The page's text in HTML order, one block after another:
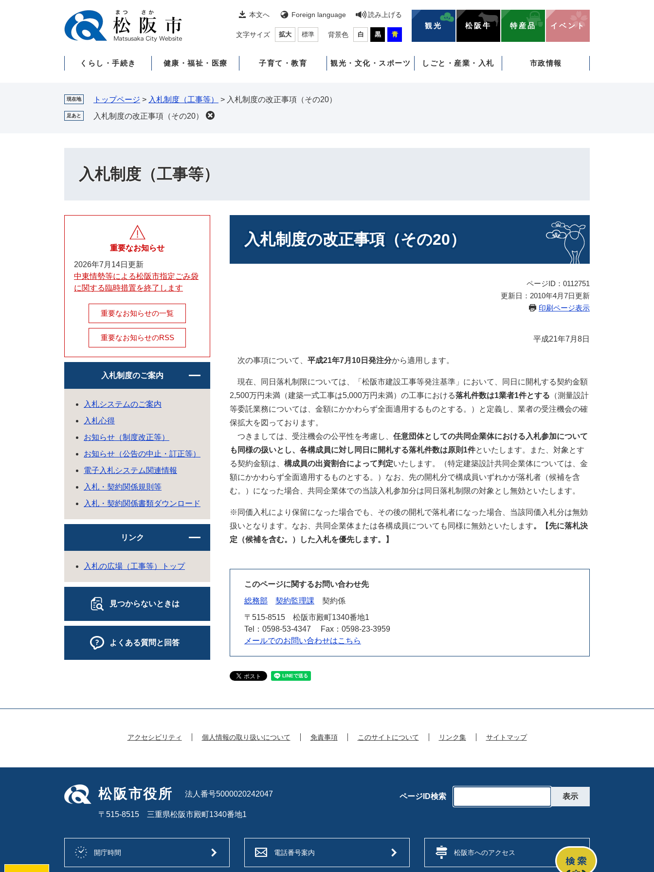
本文へ Foreign language 読み上げる
文字サイズ 拡大 標準 背景色 白 黒 青
観光 松阪牛 特産品 イベント
くらし・手続き 健康・福祉・医療 子育て・教育 観光・文化・スポーツ しごと・産業・入札 市政情報
現在地 トップページ > 入札制度（工事等） > 入札制度の改正事項（その20）
足あと 入札制度の改正事項（その20）
入札制度（工事等）
入札制度の改正事項（その20）
ページID：0112751
更新日：2010年4月7日更新
印刷ページ表示
平成21年7月8日
次の事項について、 平成21年7月10日発注分から適用します。
現在、同日落札制限については、「松阪市建設工事等発注基準」において、同日に開札する契約金額
2,500万円未満（建築一式工事は5,000万円未満）の工事における落札件数は1業者1件とする （測量設計
等委託業務については、金額にかかわらず全面適用するものとする。）と定義し、業者の受注機会の確
保拡大を図っております。
つきましては、受注機会の公平性を考慮し、 任意団体としての共同企業体における入札参加について
も同様の扱いとし、各構成員に対し同日に開札する落札件数は原則1件といたします。また、対象とす
る契約金額は、 構成員の出資割合によって判定いたします。（特定建築設計共同企業体については、金
額にかかわらず全面適用するものとする。）なお、先の開札分で構成員いずれかが落札者（候補を含
む。）になった場合、共同企業体での当該入札参加分は同日落札制限の対象とし無効といたします。
※同価入札により保留になった場合でも、その後の開札で落札者になった場合、当該同価入札分は無効
扱いとなります。なお、共同企業体または各構成員についても同様に無効といたします。【先に落札決
定（候補を含む。）した入札を優先します。】
このページに関するお問い合わせ先
総務部
契約監理課
契約係
〒515-8515
松阪市殿町1340番地1
Tel：0598-53-4347
Fax：0598-23-3959
メールでのお問い合わせはこちら
重要なお知らせ
2026年7月14日更新
中東情勢等による松阪市指定ごみ袋
に関する臨時措置を終了します
重要なお知らせの一覧
重要なお知らせのRSS
入札制度のご案内
入札システムのご案内
入札心得
お知らせ（制度改正等）
お知らせ（公告の中止・訂正等）
電子入札システム関連情報
入札・契約関係規則等
入札・契約関係書類ダウンロード
リンク
入札の広場（工事等）トップ
見つからないときは
よくある質問と回答
アクセシビリティ 個人情報の取り扱いについて 免責事項 このサイトについて リンク集 サイトマップ
松阪市役所 法人番号5000020242047
〒515-8515 三重県松阪市殿町1340番地1
ページID検索
開庁時間 電話番号案内 松阪市へのアクセス